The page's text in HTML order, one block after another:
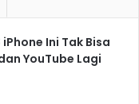
Ini Tak Bisa
YouTube Lagi